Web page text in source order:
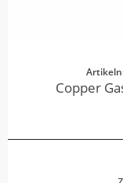
Copper